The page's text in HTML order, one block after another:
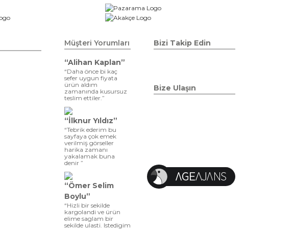
Müşteri Yorumları
“Alihan Kaplan”
“Daha önce bi kaç
sefer uygun fiyata
ürün aldım
zamanında kusursuz
teslim ettiler.”
“İlknur Yıldız”
“Tebrik ederim bu
sayfaya çok emek
verilmiş görseller
harika zamanı
yakalamak buna
denir ”
“Ömer Selim
Boylu”
“Hizli bir sekilde
kargolandi ve ürün
elime saglam bir
sekilde ulasti. Istedigim
Bizi Takip Edin
Bize Ulaşın